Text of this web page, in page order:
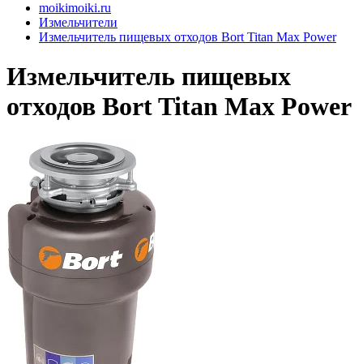
moikimoiki.ru
Измельчители
Измельчитель пищевых отходов Bort Titan Max Power
Измельчитель пищевых
отходов Bort Titan Max Power